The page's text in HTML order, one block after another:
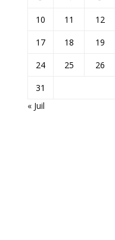
10
11 12
17
18 19
24
25 26
31
« Juil